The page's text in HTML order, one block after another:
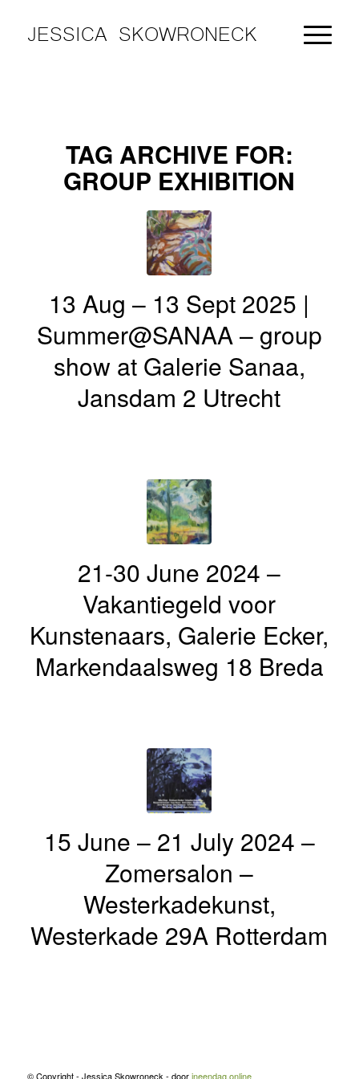
JESSICA SKOWRONECK
TAG ARCHIVE FOR:
GROUP EXHIBITION
13 Aug – 13 Sept 2025 |
Summer@SANAA – group
show at Galerie Sanaa,
Jansdam 2 Utrecht
21-30 June 2024 –
Vakantiegeld voor
Kunstenaars, Galerie Ecker,
Markendaalsweg 18 Breda
15 June – 21 July 2024 –
Zomersalon –
Westerkadekunst,
Westerkade 29A Rotterdam
© Copyright - Jessica Skowroneck - doorineendag.online